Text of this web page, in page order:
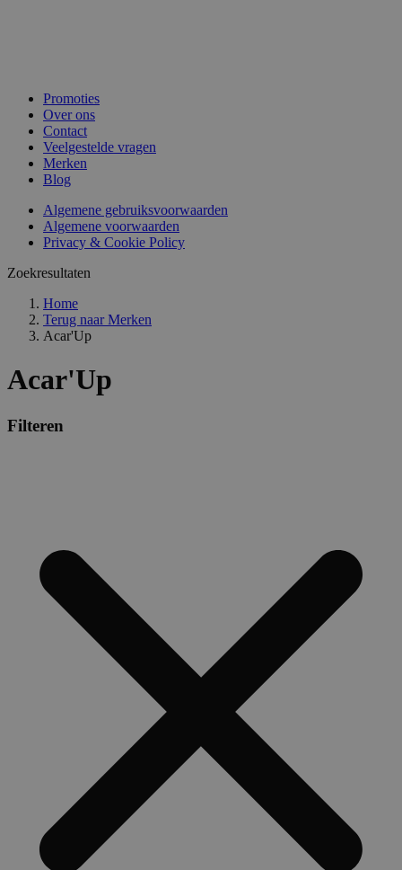
Promoties
Over ons
Contact
Veelgestelde vragen
Merken
Blog
Algemene gebruiksvoorwaarden
Algemene voorwaarden
Privacy & Cookie Policy
Zoekresultaten
Home
Terug naar Merken
Acar'Up
Acar'Up
Filteren